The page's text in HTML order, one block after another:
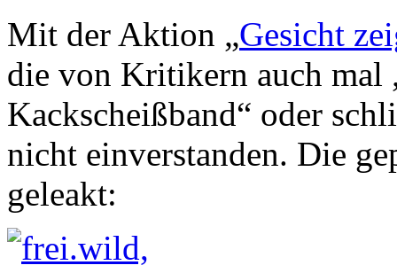
Mit der Aktion „Gesicht
die von Kritikern auch mal
Kackscheißband“ oder
nicht einverstanden. Die
geleakt: